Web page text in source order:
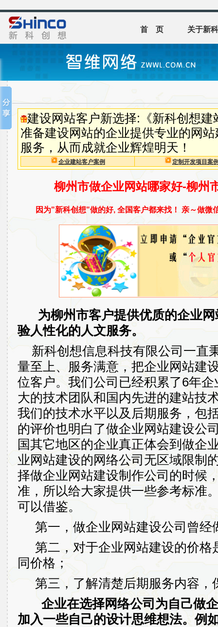
首 页 关于新
建设网站客户新选择:《新科创想
准备建设网站的企业提供专业的网
服务，从而成就企业辉煌明天！
企业建站客户案例 定制开发项目案
柳州市做企业网站哪家好-柳州
因为"新科创想"做的好, 全国客户都来找！ 亲～做微
为柳州市客户提供优质的企业
验人性化的人文服务。
新科创想信息科技有限公司一直
量至上、服务满意，把企业网站建
位客户。我们公司已经积累了6年企
大的技术团队和国内先进的建站技
我们的技术水平以及后期服务，包
的评价也明白了做企业网站建设公
国其它地区的企业真正体会到做企
业网站建设的网络公司无区域限制
择做企业网站建设制作公司的时候
准，所以给大家提供一些参考标准
可以借鉴。
第一，做企业网站建设公司曾经
第二，对于企业网站建设的价
同价格；
第三，了解清楚后期服务内容，
企业在选择网络公司为自己做
加入一些自己的设计思维想法。例